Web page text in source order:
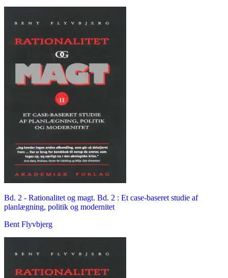
Bd. 2 - Rationalitet og magt. Bd. 2 : Et case-baseret studie af
planlægning, politik og modernitet
Bent Flyvbjerg